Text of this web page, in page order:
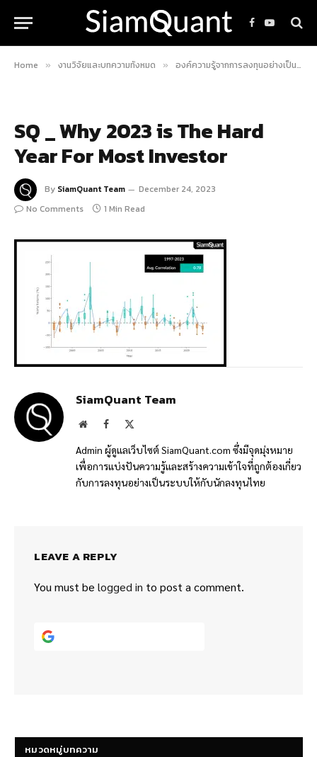
Facebook
YouTube
Home » งานวิจัยและบทความทั้งหมด » องค์ความรู้จากการลงทุนอย่างเป็นระบบ
SQ _ Why 2023 is The Hard
Year For Most Investor
By SiamQuant Team
December 24, 2023
No Comments
1 Min Read
SiamQuant Team
WebsiteFacebook
Admin ผู้ดูแลเว็บไซต์ SiamQuant.com ซึ่งมีจุดมุ่งหมาย
เพื่อการแบ่งปันความรู้และสร้างความเข้าใจที่ถูกต้องเกี่ยว
กับการลงทุนอย่างเป็นระบบให้กับนักลงทุนไทย
LEAVE A REPLY
You must be logged in to post a comment.
หมวดหมู่บทความ